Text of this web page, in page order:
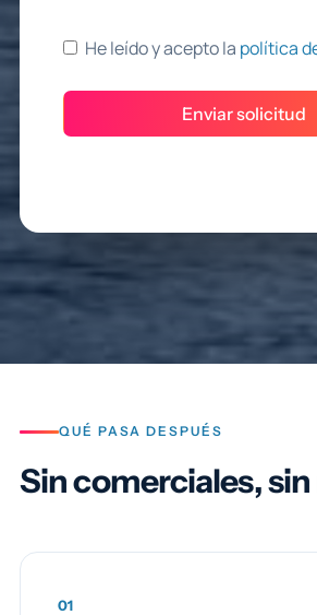
He leído y acepto la política
Enviar solicitud
QUÉ PASA DESPUÉS
Sin comerciales,
01